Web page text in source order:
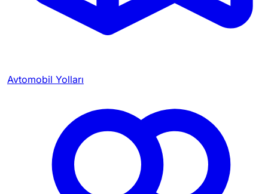
Avtomobil Yolları